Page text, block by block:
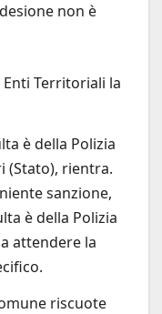
non è
Enti Territoriali la
è della Polizia
(Stato), rientra.
sanzione,
è della Polizia
attendere la
riscuote